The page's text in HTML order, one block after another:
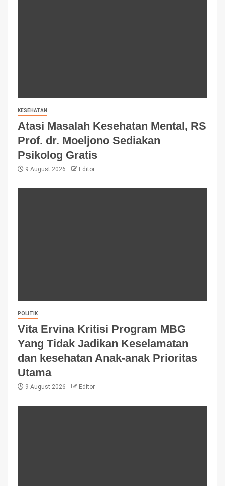
KESEHATAN
Atasi Masalah Kesehatan Mental, RS
Prof. dr. Moeljono Sediakan
Psikolog Gratis
9 August 2026 Editor
POLITIK
Vita Ervina Kritisi Program MBG
Yang Tidak Jadikan Keselamatan
dan kesehatan Anak-anak Prioritas
Utama
9 August 2026 Editor